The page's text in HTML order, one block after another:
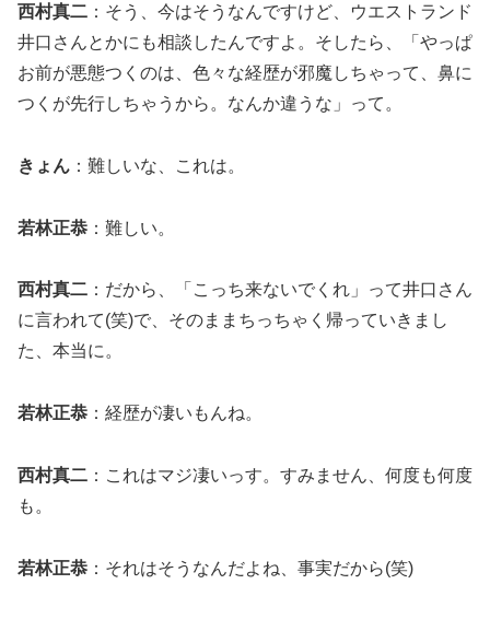
西村真二 ：そう、今はそうなんですけど、ウエストランド
井口さんとかにも相談したんですよ。そしたら、「やっぱ
お前が悪態つくのは、色々な経歴が邪魔しちゃって、鼻に
つくが先行しちゃうから。なんか違うな」って。
きょん ：難しいな、これは。
若林正恭 ：難しい。
西村真二 ：だから、「こっち来ないでくれ」って井口さん
に言われて(笑)で、そのままちっちゃく帰っていきまし
た、本当に。
若林正恭 ：経歴が凄いもんね。
西村真二 ：これはマジ凄いっす。すみません、何度も何度
も。
若林正恭 ：それはそうなんだよね、事実だから(笑)